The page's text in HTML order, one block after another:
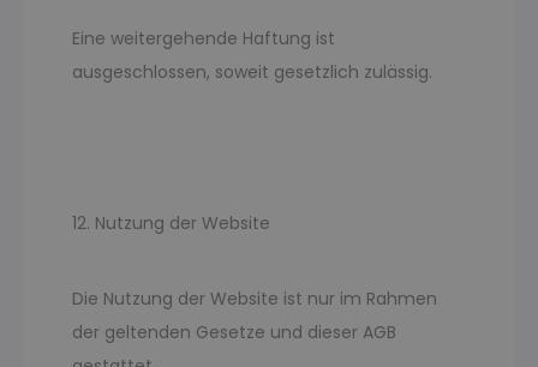
Eine weitergehende Haftung ist
ausgeschlossen, soweit gesetzlich zulässig.
12. Nutzung der Website
Die Nutzung der Website ist nur im Rahmen
der geltenden Gesetze und dieser AGB